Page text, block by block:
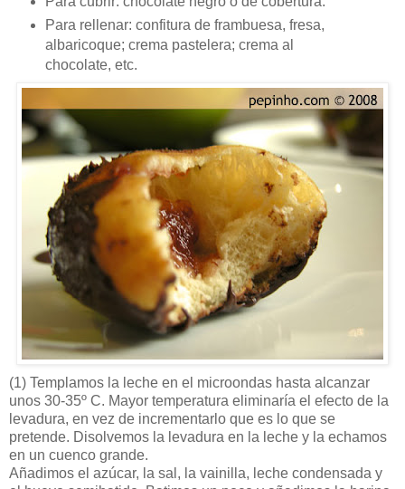
Para rellenar: confitura de frambuesa, fresa,
albaricoque; crema pastelera; crema al
chocolate, etc.
(1) Templamos la leche en el microondas hasta alcanzar
unos 30-35º C. Mayor temperatura eliminaría el efecto de la
levadura, en vez de incrementarlo que es lo que se
pretende. Disolvemos la levadura en la leche y la echamos
en un cuenco grande.
Añadimos el azúcar, la sal, la vainilla, leche condensada y